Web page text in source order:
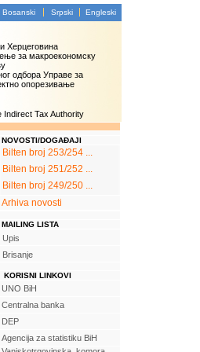
Bosanski Srpski Engleski
Херцеговина
за макроекономску
одбора Управе за
опорезивање
Tax Authority
NOVOSTI/DOGAĐAJI
Bilten broj 253/254 ...
Bilten broj 251/252 ...
Bilten broj 249/250 ...
Arhiva novosti
MAILING LISTA
Upis
Brisanje
KORISNI LINKOVI
UNO BiH
Centralna banka
DEP
Agencija za statistiku BiH